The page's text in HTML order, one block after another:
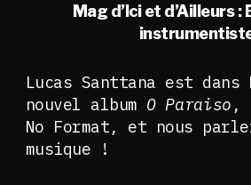
Mag d’Ici et d’Ailleurs
Lucas Santtana est dans
nouvel album O Paraiso ,
No Format, et nous
musique !